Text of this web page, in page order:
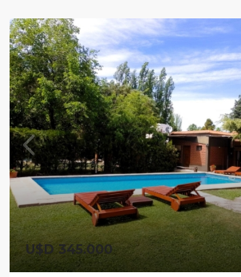
U$D 345.000